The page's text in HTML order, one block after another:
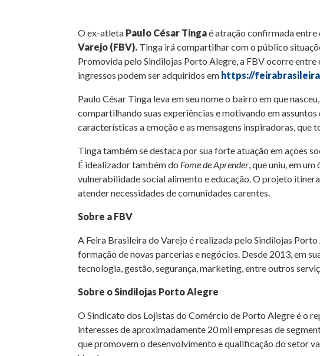
O ex-atleta Paulo César Tingaé atração confirmada entre
Varejo (FBV). Tinga irá compartilhar com o público
Promovida pelo Sindilojas Porto Alegre, a FBV ocorre entre
ingressos podem ser adquiridos em https://
Paulo César Tinga leva em seu nome o bairro em que
compartilhando suas experiências e motivando em
características a emoção e as mensagens inspiradoras, que
Tinga também se destaca por sua forte atuação em ações
É idealizador também do Fome de Aprender, que uniu, em
vulnerabilidade social alimento e educação. O projeto
atender necessidades de comunidades carentes.
Sobre a FBV
A Feira Brasileira do Varejo é realizada pelo Sindilojas
formação de novas parcerias e negócios. Desde 2013, em
tecnologia, gestão, segurança, marketing, entre outros
Sobre o Sindilojas Porto Alegre
O Sindicato dos Lojistas do Comércio de Porto Alegre é o
interesses de aproximadamente 20 mil empresas de
que promovem o desenvolvimento e qualificação do setor